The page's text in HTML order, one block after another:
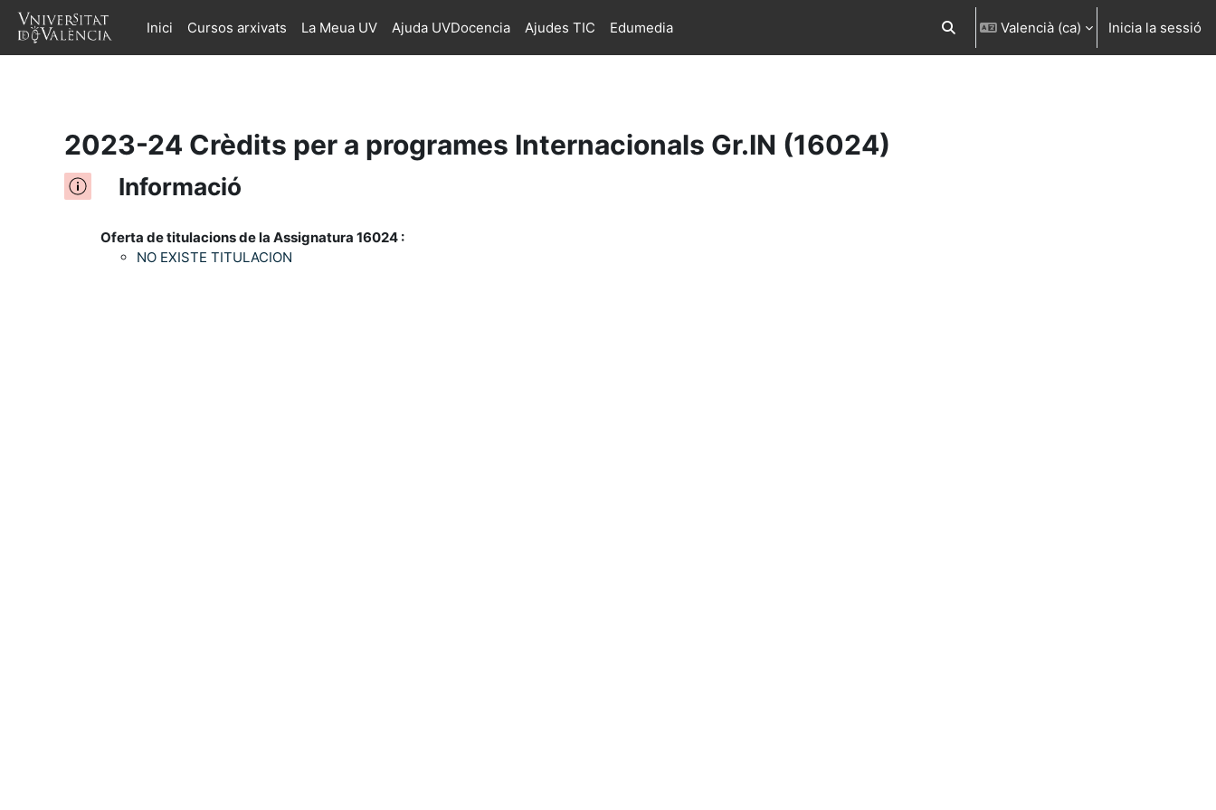
Ves al contingut principalInici Cursos arxivats La Meua UV Ajuda UVDocencia Ajudes TIC Edumedia Commuta l'entrada de la cerca
Valencià ‎(ca)‎ Inicia la sessió
2023-24 Crèdits per a programes Internacionals Gr.IN (16024)
Informació
Oferta de titulacions de la Assignatura 16024 :
NO EXISTE TITULACION